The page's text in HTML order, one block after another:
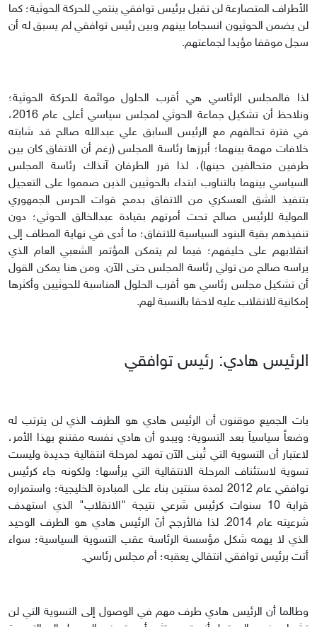
الأطراف المتصارعة لن تقبل برئيس توافقي ينتمي للحركة الحوثية؛ كما
لن يضمن الحوثيون انسجاما بينهم وبين رئيس توافقي لم يسبق له أن
سجل موقفا مؤيدا لجماعتهم.
لذا فالمجلس الرئاسي هي أقرب الحلول موائمة للحركة الحوثية؛
ونلاحظ أن تشكيل جماعة الحوثي لمجلس سياسي أعلى عام 2016،
في فترة تحالفهم مع الرئيس السابق علي عبدالله صالح قد شابته
خلافات مهمة بينهما؛ أبرزها رئاسة المجلس (رغم أن الاتفاق كان بين
طرفين متحالفين حينها)، لذا قرر الطرفان آنذاك رئاسة المجلس
السياسي بينهما بالتناوب ابتداء بالحوثيين الذين صمموا على التعجيل
بتنفيذ الشق العسكري من الاتفاق بدمج قوات الحرس الجمهوري
المولية للرئيس صالح تحت أمرتهم بقيادة عبدالخالق الحوثي؛ دون
تنفيذهم بقية البنود السياسية للاتفاق؛ ما أدى في نهاية المطاف إلى
انقلابهم على حليفهم؛ فيما لم يتمكن المؤتمر الشعبي العام الذي
يراسه صالح من تولي رئاسة المجلس حتى الآن. ومن هنا يمكن القول
أن تشكيل مجلس رئاسي هو أقرب الحلول المناسبة للحوثيين وأكثرها
إمكانية للانقلاب عليه لاحقا بالنسبة لهم.
الرئيس هادي: رئيس توافقي
بات الجميع موقنون أن الرئيس هادي هو الطرف الذي لن يترتب له
وضعاً سياسياَ بعد التسوية؛ ويبدو أن هادي نفسه مقتنع بهذا الأمر،
لاعتبار أن التسوية التي تُبنى الآن تمهد لمرحلة انتقالية جديدة وليست
تسوية لاستئناف المرحلة الانتقالية التي يرأسها؛ ولكونه جاء كرئيس
توافقي عام 2012 لمدة سنتين بناء على المبادرة الخليجية؛ واستمراره
قرابة 10 سنوات كرئيس شرعي نتيجة "الانقلاب" الذي استهدف
شرعيته عام 2014. لذا فالأرجح أنّ الرئيس هادي هو الطرف الوحيد
الذي لا يهمه شكل مؤسسة الرئاسة عقب التسوية السياسية؛ سواء
أتت برئيس توافقي انتقالي يعقبه؛ أم مجلس رئاسي.
وطالما أن الرئيس هادي طرف مهم في الوصول إلى التسوية التي لن